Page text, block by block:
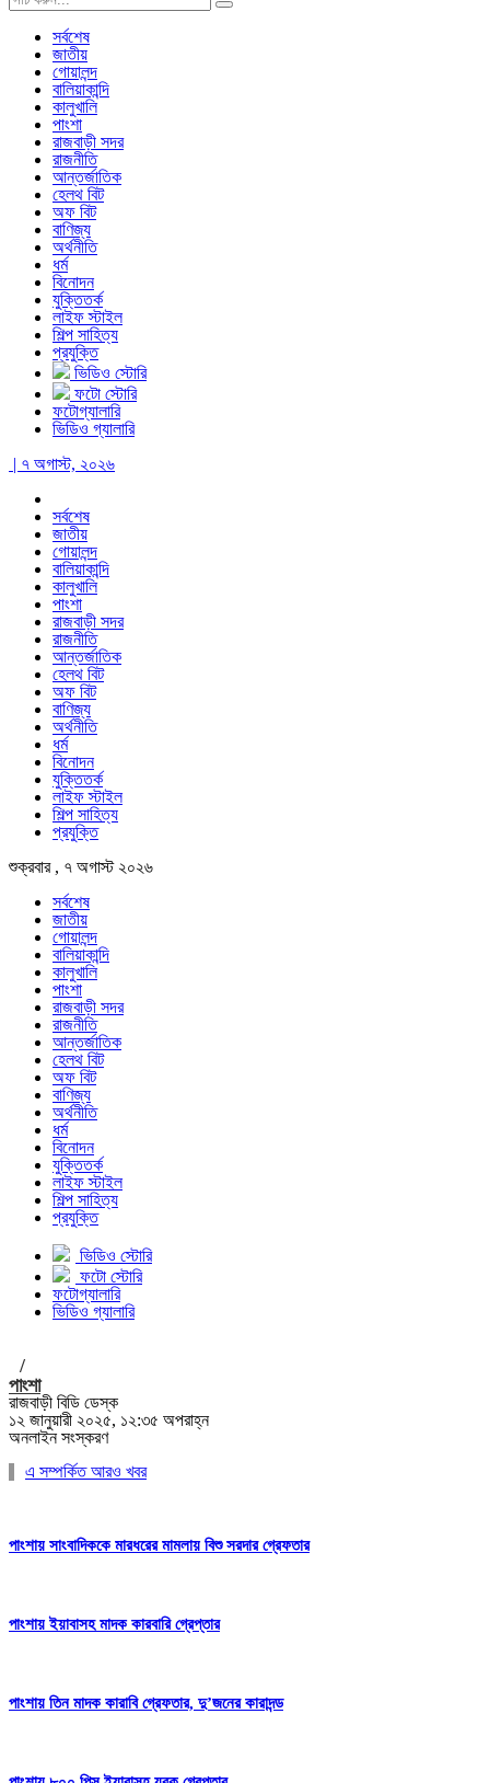
সর্বশেষ
জাতীয়
গোয়ালন্দ
বালিয়াকান্দি
কালুখালি
পাংশা
রাজবাড়ী সদর
রাজনীতি
আন্তর্জাতিক
হেলথ বিট
অফ বিট
বাণিজ্য
অর্থনীতি
ধর্ম
বিনোদন
যুক্তিতর্ক
লাইফ স্টাইল
শিল্প সাহিত্য
প্রযুক্তি
ভিডিও স্টোরি
ফটো স্টোরি
ফটোগ্যালারি
ভিডিও গ্যালারি
| ৭ অগাস্ট, ২০২৬
সর্বশেষ
জাতীয়
গোয়ালন্দ
বালিয়াকান্দি
কালুখালি
পাংশা
রাজবাড়ী সদর
রাজনীতি
আন্তর্জাতিক
হেলথ বিট
অফ বিট
বাণিজ্য
অর্থনীতি
ধর্ম
বিনোদন
যুক্তিতর্ক
লাইফ স্টাইল
শিল্প সাহিত্য
প্রযুক্তি
শুক্রবার , ৭ অগাস্ট ২০২৬
সর্বশেষ
জাতীয়
গোয়ালন্দ
বালিয়াকান্দি
কালুখালি
পাংশা
রাজবাড়ী সদর
রাজনীতি
আন্তর্জাতিক
হেলথ বিট
অফ বিট
বাণিজ্য
অর্থনীতি
ধর্ম
বিনোদন
যুক্তিতর্ক
লাইফ স্টাইল
শিল্প সাহিত্য
প্রযুক্তি
ভিডিও স্টোরি
ফটো স্টোরি
ফটোগ্যালারি
ভিডিও গ্যালারি
/
পাংশা
রাজবাড়ী বিডি ডেস্ক
১২ জানুয়ারী ২০২৫, ১২:৩৫ অপরাহ্ন
অনলাইন সংস্করণ
এ সম্পর্কিত আরও খবর
পাংশায় সাংবাদিককে মারধরের মামলায় বিশু সরদার গ্রেফতার
পাংশায় ইয়াবাসহ মাদক কারবারি গ্রেপ্তার
পাংশায় তিন মাদক কারাবি গ্রেফতার, দু’জনের কারাদন্ড